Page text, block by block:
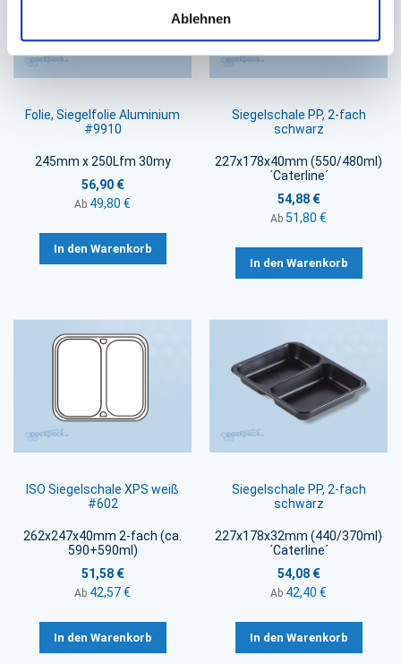
Ablehnen
Folie, Siegelfolie Aluminium
#9910
245mm x 250Lfm 30my
56,90 €
Ab 49,80 €
In den Warenkorb
Siegelschale PP, 2-fach
schwarz
227x178x40mm (550/480ml)
´Caterline´
54,88 €
Ab 51,80 €
In den Warenkorb
ISO Siegelschale XPS weiß
#602
262x247x40mm 2-fach (ca.
590+590ml)
51,58 €
Ab 42,57 €
In den Warenkorb
Siegelschale PP, 2-fach
schwarz
227x178x32mm (440/370ml)
´Caterline´
54,08 €
Ab 42,40 €
In den Warenkorb